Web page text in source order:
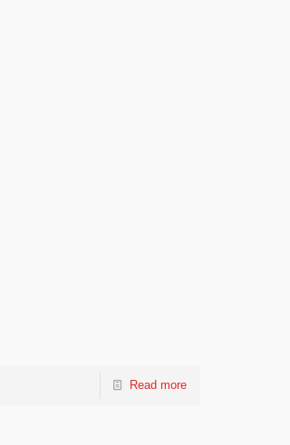
Read more